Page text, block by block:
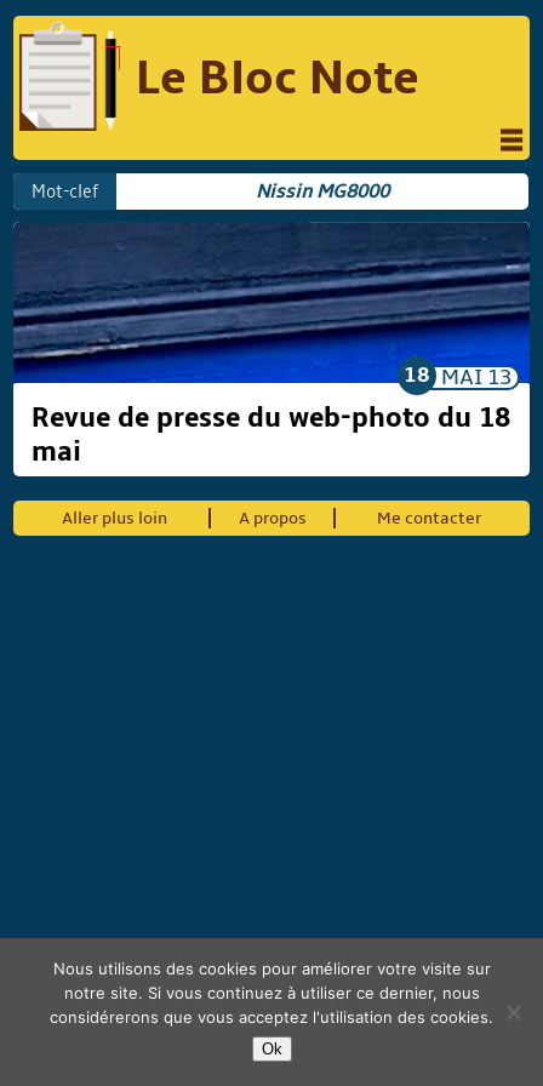
Le Bloc Note
INFORMATIQUE
MUSIQUE
PHOTOGRAPHIE
PODCAST
RÉFLEXIONS
REVUES DE PRESSE
COMPARATIF DES HYBRIDES
COMPARATIF DES APPAREILS REFLEX
Mot-clef Nissin MG8000
18 MAI 13
Revue de presse du web-photo du 18
mai
Aller plus loin A propos Me contacter
Nous utilisons des cookies pour améliorer votre visite sur
notre site. Si vous continuez à utiliser ce dernier, nous
considérerons que vous acceptez l'utilisation des cookies.
Ok